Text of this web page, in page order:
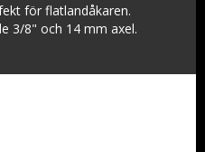
för flatlandåkaren.
3/8" och 14 mm axel.